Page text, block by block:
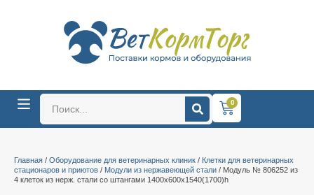
0
Главная / Оборудование для ветеринарных клиник / Клетки для ветеринарных
стационаров и приютов / Модули из нержавеющей стали / Модуль № 806252 из
4 клеток из нерж. стали со штангами 1400х600х1540(1700)h